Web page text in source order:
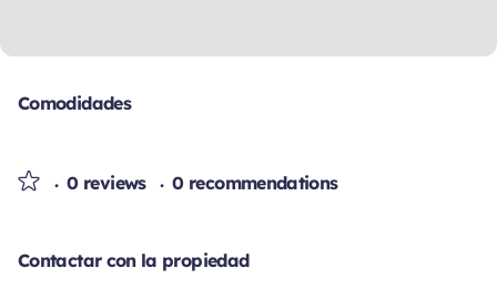
Comodidades
0 reviews 0 recommendations
Contactar con la propiedad